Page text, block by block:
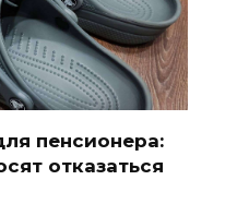
пенсионера:
отказаться